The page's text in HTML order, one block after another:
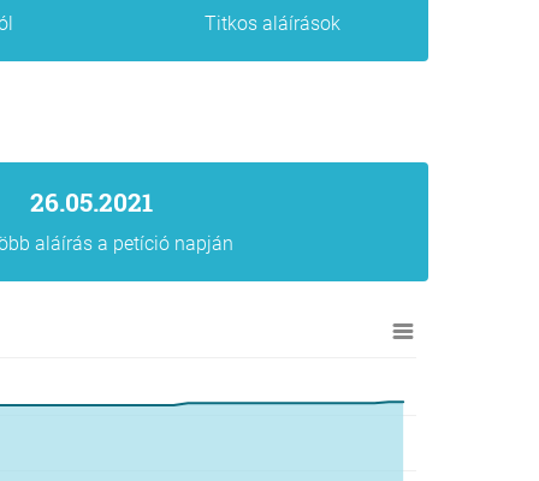
Titkos aláírások
26.05.2021
aláírás a petíció napján